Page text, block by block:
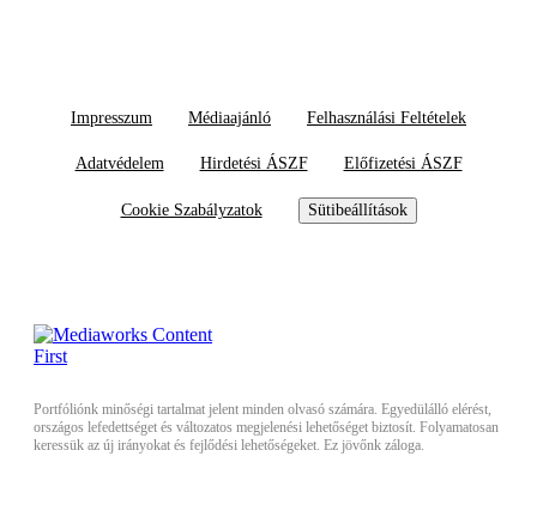
Impresszum Médiaajánló Felhasználási Feltételek
Adatvédelem Hirdetési ÁSZF Előfizetési ÁSZF
Cookie Szabályzatok Sütibeállítások
Portfóliónk minőségi tartalmat jelent minden olvasó számára. Egyedülálló elérést,
országos lefedettséget és változatos megjelenési lehetőséget biztosít. Folyamatosan
keressük az új irányokat és fejlődési lehetőségeket. Ez jövőnk záloga.